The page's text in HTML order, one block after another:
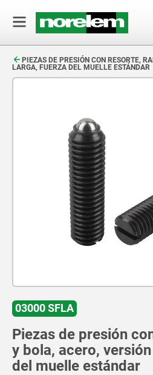
PIEZAS DE PRESIÓN CON RESORTE,
LARGA, FUERZA DEL MUELLE ESTÁNDAR
03000 SFLA
Piezas de presión
y bola, acero,
del muelle estándar